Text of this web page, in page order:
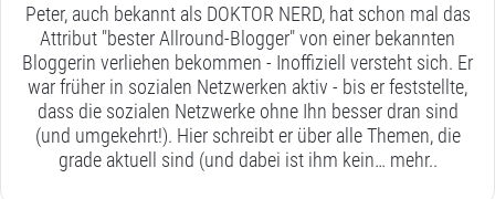
Peter, auch bekannt als DOKTOR NERD, hat schon mal das
Attribut "bester Allround-Blogger" von einer bekannten
Bloggerin verliehen bekommen - Inoffiziell versteht sich. Er
war früher in sozialen Netzwerken aktiv - bis er feststellte,
dass die sozialen Netzwerke ohne Ihn besser dran sind
(und umgekehrt!). Hier schreibt er über alle Themen, die
grade aktuell sind (und dabei ist ihm kein… mehr..